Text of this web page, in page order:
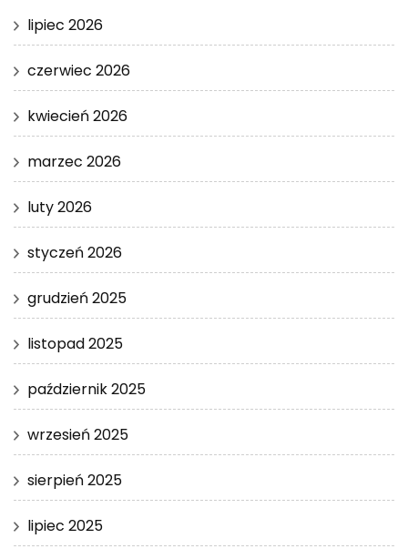
lipiec 2026
czerwiec 2026
kwiecień 2026
marzec 2026
luty 2026
styczeń 2026
grudzień 2025
listopad 2025
październik 2025
wrzesień 2025
sierpień 2025
lipiec 2025